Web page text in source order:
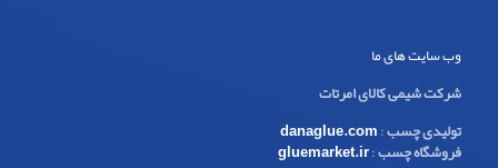
وب سایت های ما
شرکت شیمی کالای امرتات
تولیدی چسب:
danaglue.com
فروشگاه چسب:
gluemarket.ir